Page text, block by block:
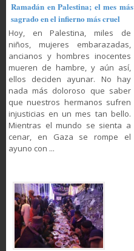
Ramadán en Palestina; el mes más
sagrado en el infierno más cruel
Hoy, en Palestina, miles de
niños, mujeres embarazadas,
ancianos y hombres inocentes
mueren de hambre, y aún así,
ellos deciden ayunar. No hay
nada más doloroso que saber
que nuestros hermanos sufren
injusticias en un mes tan bello.
Mientras el mundo se sienta a
cenar, en Gaza se rompe el
ayuno con ...